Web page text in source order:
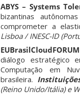
ABYS – Systems
bizantinas
comprometer a
Lisboa / INESC-ID
diálogo estratégico
Computação em
brasileira.
(Reino Unido/Itália) e